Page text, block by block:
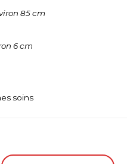
85 cm
6 cm
soins